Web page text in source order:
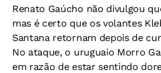
Renato Gaúcho não divulgou
mas é certo que os volantes
Santana retornam depois de
No ataque, o uruguaio Morro
em razão de estar sentindo